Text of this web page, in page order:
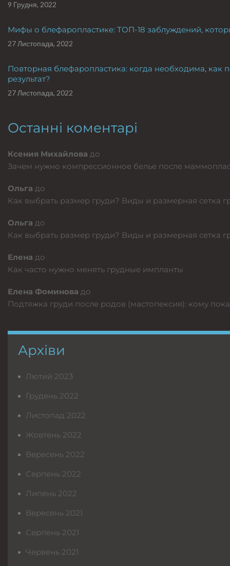
9 Грудня, 2022
Мифы о блефаропластике: ТОП-18 заблуждений,
27 Листопада, 2022
Повторная блефаропластика: когда необходима, как
результат?
27 Листопада, 2022
Останні коментарі
Ксения Михайлова до
Зачем нужно компрессионное белье после
Ольга до
Как выбрать размер груди? Виды и размерная сетка
Ольга до
Как выбрать размер груди? Виды и размерная сетка
Елена до
Как часто нужно менять грудные импланты
Елена Фоминова до
Подтяжка груди после родов (мастопексия): кому
Архіви
Лютий 2023
Грудень 2022
Листопад 2022
Жовтень 2022
Вересень 2022
Серпень 2022
Липень 2022
Вересень 2021
Серпень 2021
Червень 2021